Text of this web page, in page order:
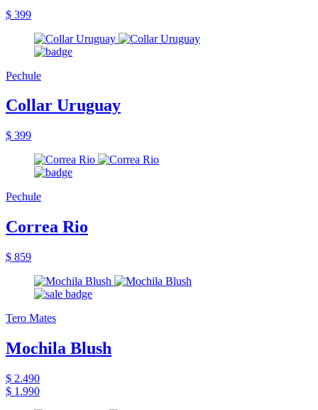
$ 399
Pechule
Collar Uruguay
$ 399
Pechule
Correa Rio
$ 859
Tero Mates
Mochila Blush
$ 2.490
$ 1.990